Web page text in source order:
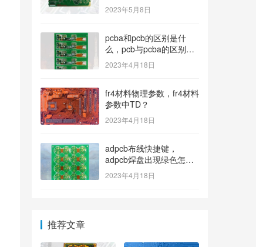
2023年5月8日
pcba和pcb的区别是什
么，pcb与pcba的区别与
联系？
2023年4月18日
fr4材料物理参数，fr4材料
参数中TD？
2023年4月18日
adpcb布线快捷键，
adpcb焊盘出现绿色怎么
消除？
2023年4月18日
推荐文章